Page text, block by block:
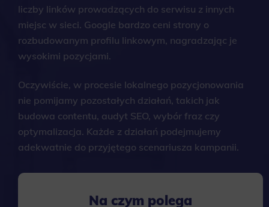
liczby linków prowadzących do serwisu z innych
miejsc w sieci. Google bardzo ceni strony o
rozbudowanym profilu linkowym, nagradzając je
wysokimi pozycjami.
Oczywiście, w procesie lokalnego pozycjonowania
nie pomijamy pozostałych działań, takich jak
budowa contentu, audyt SEO, wybór fraz czy
optymalizacja. Każde z działań podejmujemy
adekwatnie do przyjętego scenariusza kampanii.
Na czym polega